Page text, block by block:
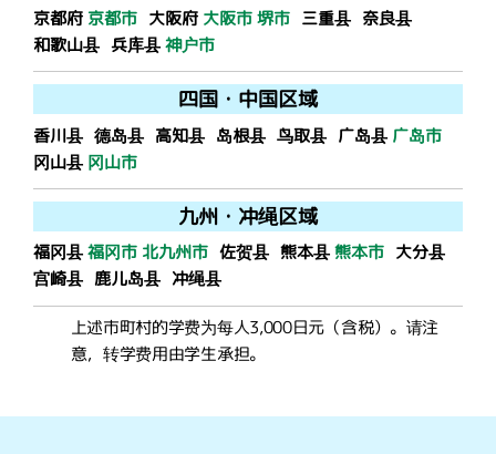
京都府 京都市 大阪府 大阪市堺市 三重县 奈良县
和歌山县 兵库县神户市
四国 ・ 中国区域
香川县 德岛县 高知县 岛根县 鸟取县 广岛县 广岛市
冈山县 冈山市
九州 ・ 冲绳区域
福冈县福冈市 北九州市 佐贺县 熊本县熊本市 大分县
宫崎县 鹿儿岛县 冲绳县
上述市町村的学费为每人3,000日元（含税）。 请注
意，转学费用由学生承担。